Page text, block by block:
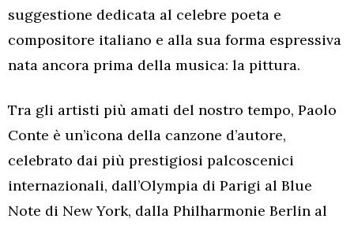
suggestione dedicata al celebre poeta e
compositore italiano e alla sua forma espressiva
nata ancora prima della musica: la pittura.
Tra gli artisti più amati del nostro tempo, Paolo
Conte è un’icona della canzone d’autore,
celebrato dai più prestigiosi palcoscenici
internazionali, dall’Olympia di Parigi al Blue
Note di New York, dalla Philharmonie Berlin al